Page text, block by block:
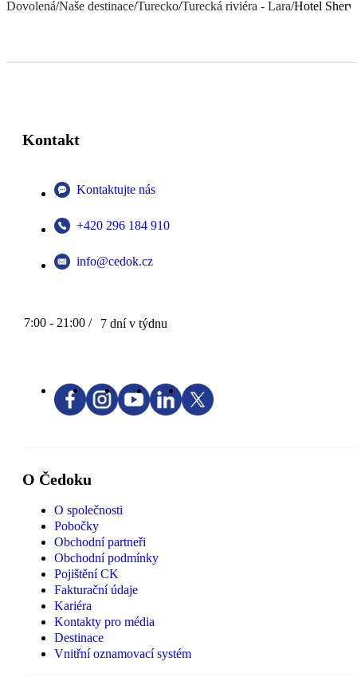
Dovolená/Naše destinace/Turecko/Turecká riviéra - Lara/Hotel
Kontakt
Kontaktujte nás
+420 296 184 910
info@cedok.cz
7:00 - 21:00 / 7 dní v týdnu
O Čedoku
O společnosti
Pobočky
Obchodní partneři
Obchodní podmínky
Pojištění CK
Fakturační údaje
Kariéra
Kontakty pro média
Destinace
Vnitřní oznamovací systém